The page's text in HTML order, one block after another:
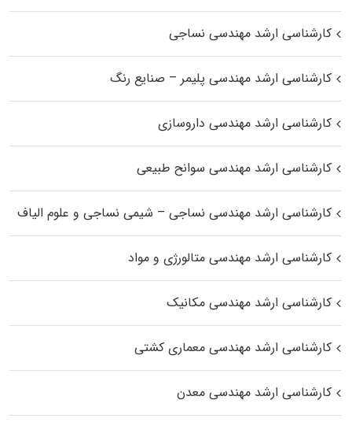
کارشناسی ارشد مهندسی نساجی
کارشناسی ارشد مهندسی پلیمر – صنایع رنگ
کارشناسی ارشد مهندسی داروسازی
کارشناسی ارشد مهندسی سوانح طبیعی
کارشناسی ارشد مهندسی نساجی – شیمی نساجی و علوم الیاف
کارشناسی ارشد مهندسی متالورژی و مواد
کارشناسی ارشد مهندسی مکانیک
کارشناسی ارشد مهندسی معماری کشتی
کارشناسی ارشد مهندسی معدن